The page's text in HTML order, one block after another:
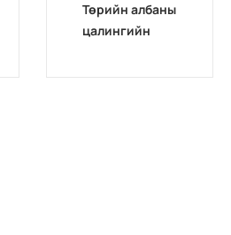
Төрийн албаны
цалингийн